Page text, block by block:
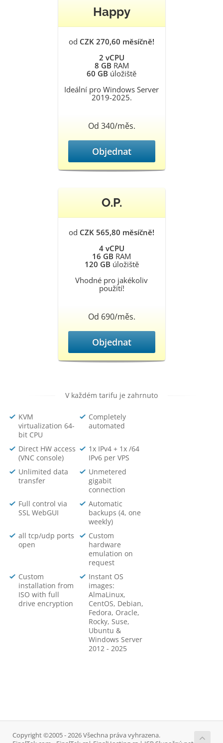
Happy
od CZK 270,60 měsíčně!
2 vCPU
8 GB RAM
60 GB úložiště
Ideální pro Windows Server
2019-2025.
Od 340/měs.
Objednat
O.P.
od CZK 565,80 měsíčně!
4 vCPU
16 GB RAM
120 GB úložiště
Vhodné pro jakékoliv
použití!
Od 690/měs.
Objednat
V každém tarifu je zahrnuto
KVM
virtualization 64-
bit CPU
Completely
automated
Direct HW access
(VNC console)
1x IPv4 + 1x /64
IPv6 per VPS
Unlimited data
transfer
Unmetered
gigabit
connection
Full control via
SSL WebGUI
Automatic
backups (4, one
weekly)
all tcp/udp ports
open
Custom
hardware
emulation on
request
Custom
installation from
ISO with full
drive encryption
Instant OS
images:
AlmaLinux,
CentOS, Debian,
Fedora, Oracle,
Rocky, Suse,
Ubuntu &
Windows Server
2012 - 2025
Copyright ©2005 - 2026 Všechna práva vyhrazena.